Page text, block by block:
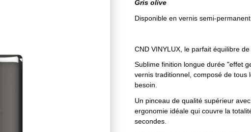
Gris olive
Disponible en vernis semi-
CND VINYLUX, le parfait équilibre
Sublime finition longue durée "effet
vernis traditionnel, composé de tous
besoin.
Un pinceau de qualité supérieur
ergonomie idéale qui couvre la
secondes.